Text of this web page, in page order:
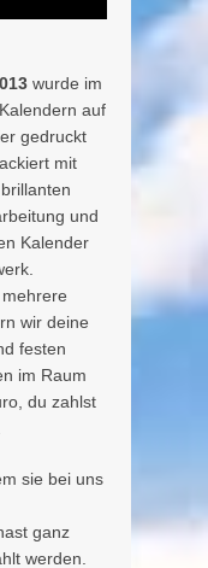
wurde im
auf
gedruckt
mit
und
Kalender
wir deine
festen
im Raum
du zahlst
sie bei uns
ganz
werden.